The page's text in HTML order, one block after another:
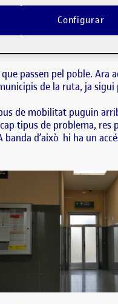
gaires alternatives de
motiva a escollir
passen pel poble. Ara
de la ruta, ja
de mobilitat puguin
tipus de problema, res
d’això hi ha un
Configurar